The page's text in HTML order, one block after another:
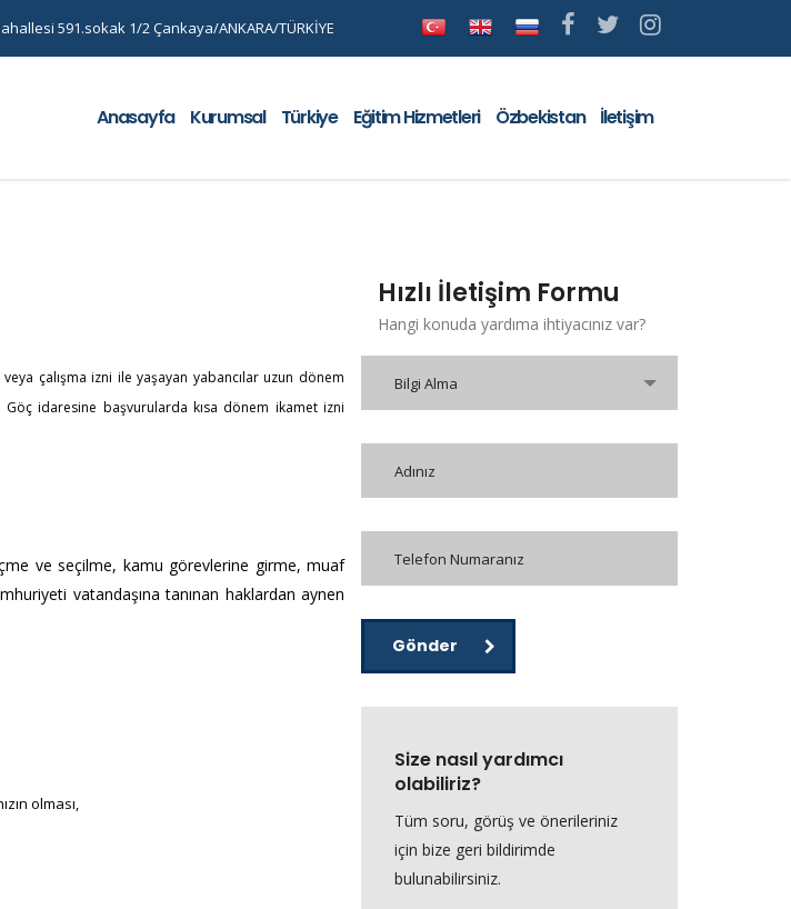
591.sokak 1/2 Çankaya/ANKARA/TÜRKİYE
Anasayfa Kurumsal Türkiye Eğitim Hizmetleri Özbekistan İletişim
çalışma izni ile yaşayan yabancılar uzun dönem
idaresine başvurularda kısa dönem ikamet izni
ve seçilme, kamu görevlerine girme, muaf
vatandaşına tanınan haklardan aynen
olması,
Hızlı İletişim Formu
Hangi konuda yardıma ihtiyacınız var?
Bilgi Alma
Gönder
Size nasıl yardımcı
olabiliriz?
Tüm soru, görüş ve önerileriniz
için bize geri bildirimde
bulunabilirsiniz.